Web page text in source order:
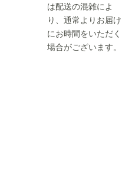
は配送の混雑によ
り、通常よりお届け
にお時間をいただく
場合がございます。